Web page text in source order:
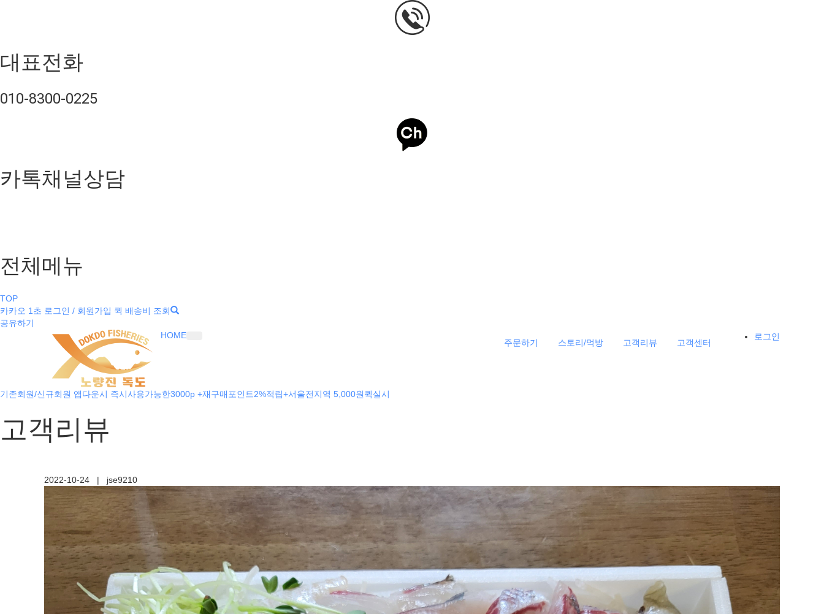
대표전화
010-8300-0225
카톡채널상담
전체메뉴
TOP
카카오 1초 로그인 / 회원가입 퀵 배송비 조회
공유하기
HOME
로그인
주문하기 스토리/먹방 고객리뷰 고객센터
기존회원/신규회원 앱다운시 즉시사용가능한3000p +재구매포인트2%적립+서울전지역 5,000원퀵실시
고객리뷰
2022-10-24 | jse9210